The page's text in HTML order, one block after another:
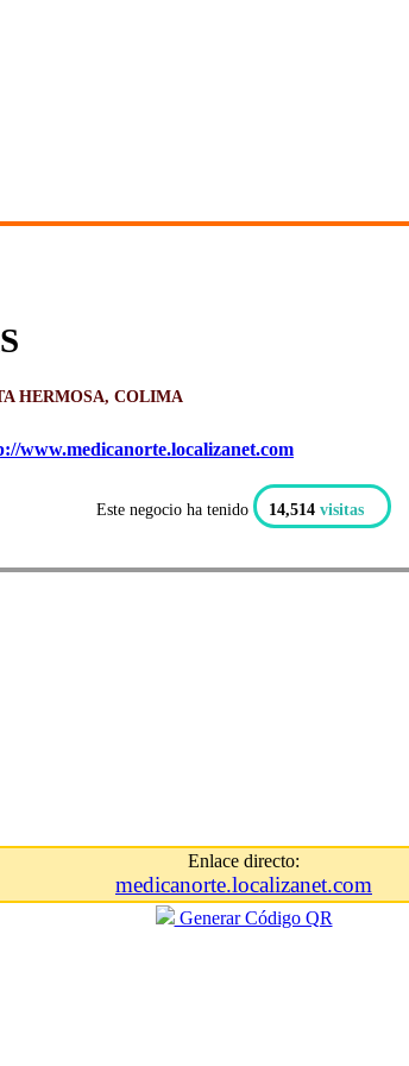
HERMOSA, COLIMA
www.medicanorte.localizanet.com
Este negocio ha tenido 14,514 visitas
Enlace directo:
medicanorte.localizanet.com
Generar Código QR